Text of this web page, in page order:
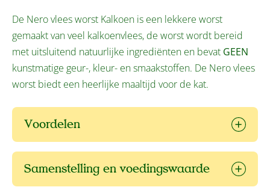
De Nero vlees worst Kalkoen is een lekkere worst
gemaakt van veel kalkoenvlees, de worst wordt bereid
met uitsluitend natuurlijke ingrediënten en bevat GEEN
kunstmatige geur-, kleur- en smaakstoffen. De Nero vlees
worst biedt een heerlijke maaltijd voor de kat.
Voordelen
Samenstelling en voedingswaarde